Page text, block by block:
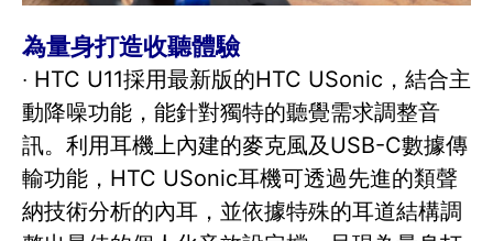
為量身打造收聽體驗
‧ HTC U11採用最新版的HTC USonic，結合主
動降噪功能，能針對獨特的聽覺需求調整音
訊。利用耳機上內建的麥克風及USB-C數據傳
輸功能，HTC USonic耳機可透過先進的類聲
納技術分析的內耳，並依據特殊的耳道結構調